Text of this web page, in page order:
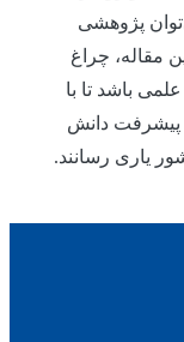
پژوهشی
مقاله، چراغ
باشد تا با
پیشرفت دانش
یاری رسانند.